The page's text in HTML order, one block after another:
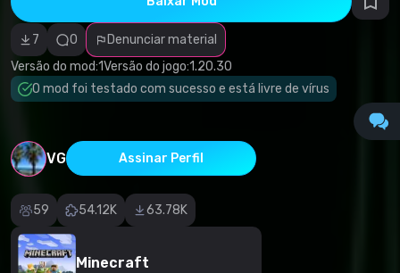
7 0
Denunciar material
Versão do mod:1Versão do jogo:1.20.30
O mod foi testado com sucesso e está livre de vírus
VG Assinar Perfil
59 54.12K 63.78K
Minecraft
incorreta
Software
malicioso/vírus
Conteúdo não
funcional
Descrição
Download (326.31 Kb)